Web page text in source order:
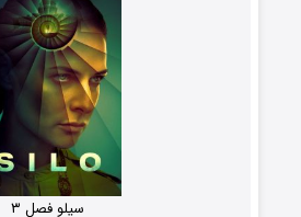
سیلو فصل ۳